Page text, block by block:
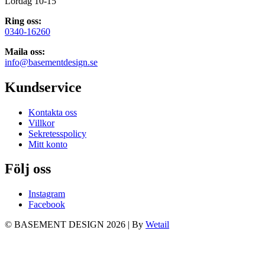
Ring oss:
0340-16260
Maila oss:
info@basementdesign.se
Kundservice
Kontakta oss
Villkor
Sekretesspolicy
Mitt konto
Följ oss
Instagram
Facebook
© BASEMENT DESIGN 2026 | By Wetail